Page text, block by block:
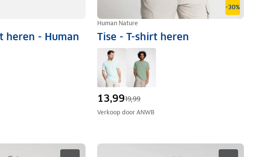
heren - Human
-30%
Human Nature
Tise - T-shirt heren
13,9919,99
Verkoop doorANWB